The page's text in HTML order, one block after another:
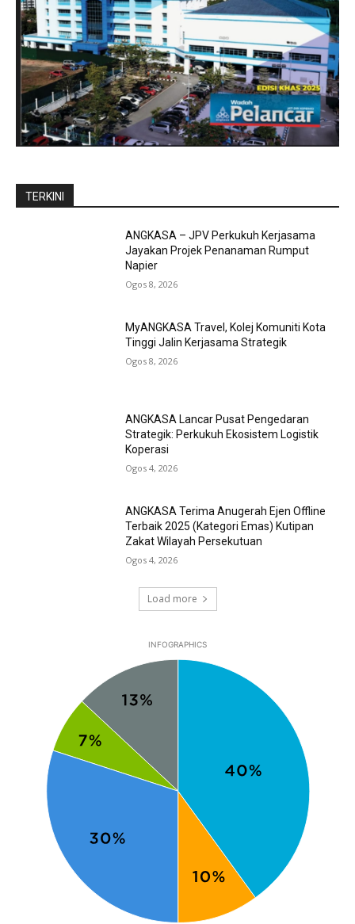
TERKINI
ANGKASA – JPV Perkukuh Kerjasama
Jayakan Projek Penanaman Rumput
Napier
Ogos 8, 2026
MyANGKASA Travel, Kolej Komuniti Kota
Tinggi Jalin Kerjasama Strategik
Ogos 8, 2026
ANGKASA Lancar Pusat Pengedaran
Strategik: Perkukuh Ekosistem Logistik
Koperasi
Ogos 4, 2026
ANGKASA Terima Anugerah Ejen Offline
Terbaik 2025 (Kategori Emas) Kutipan
Zakat Wilayah Persekutuan
Ogos 4, 2026
Load more
INFOGRAPHICS